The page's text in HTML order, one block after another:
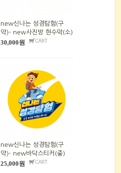
new신나는 성경탐험(구
약)- new사진방 현수막(소)
30,000원
new신나는 성경탐험(구
약)- new바닥스티커(중)
25,000원